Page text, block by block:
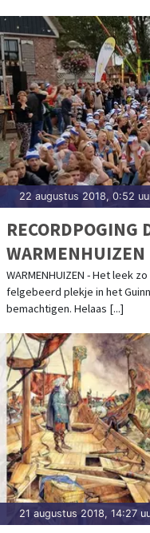
22 augustus 2018, 0:52
RECORDPOGING
WARMENHUIZEN
WARMENHUIZEN - Het leek
felgebeerd plekje in het
bemachtigen. Helaas [...]
21 augustus 2018, 14:27